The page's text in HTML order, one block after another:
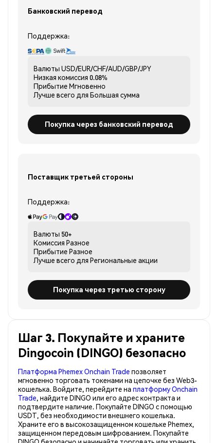
Банковский перевод
Поддержка:
Валюты USD/EUR/CHF/AUD/GBP/JPY
Низкая комиссия 0.08%
Прибытие Мгновенно
Лучше всего для Большая сумма
Покупка через банковский перевод
Поставщик третьей стороны
Поддержка:
Валюты 50+
Комиссия Разное
Прибытие Разное
Лучше всего для Региональные акции
Покупка через третью сторону
Шаг 3. Покупайте и храните
Dingocoin (DINGO) безопасно
Платформа Phemex Onchain Trade позволяет
мгновенно торговать токенами на цепочке без Web3-
кошелька. Войдите, перейдите на платформу Onchain
Trade, найдите DINGO или его адрес контракта и
подтвердите наличие. Покупайте DINGO с помощью
USDT, без необходимости внешнего кошелька.
Храните его в высокозащищенном кошельке Phemex,
защищенном передовым шифрованием. Покупайте